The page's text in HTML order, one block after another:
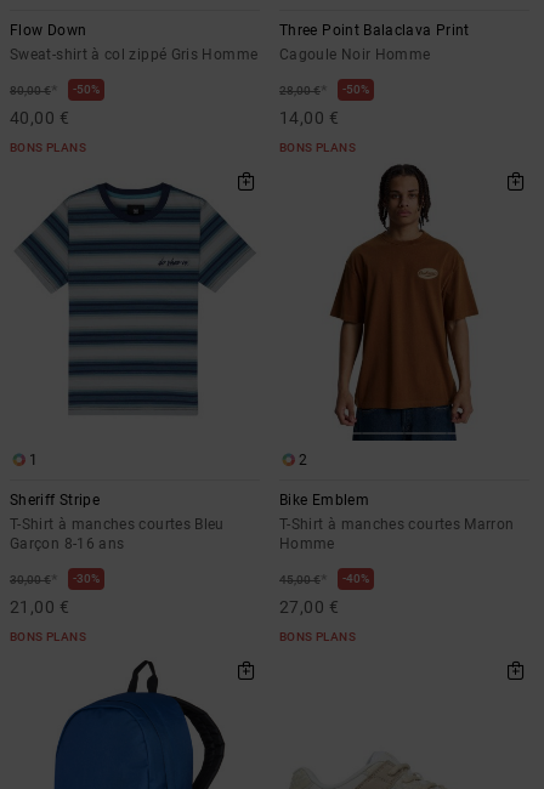
Flow Down
Sweat-shirt à col zippé Gris Homme
80,00 €* 50%
40,00 €
BONS PLANS
Three Point Balaclava Print
Cagoule Noir Homme
28,00 €* 50%
14,00 €
BONS PLANS
1
Sheriff Stripe
T-Shirt à manches courtes Bleu
Garçon 8-16 ans
30,00 €* 30%
21,00 €
BONS PLANS
2
Bike Emblem
T-Shirt à manches courtes Marron
Homme
45,00 €* 40%
27,00 €
BONS PLANS